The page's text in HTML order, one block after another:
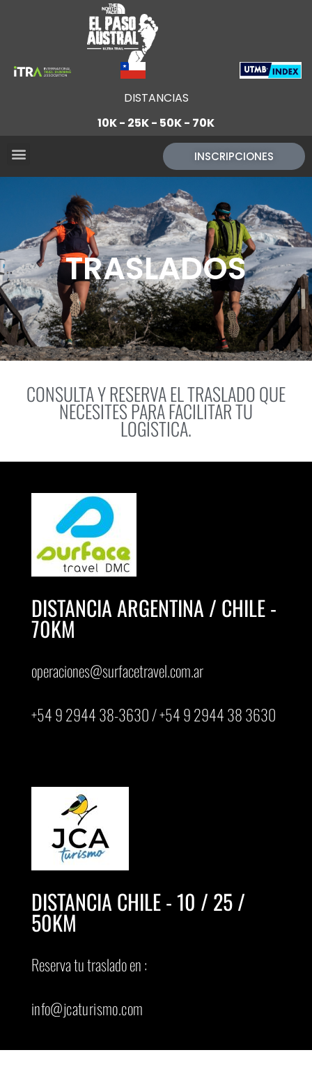
DISTANCIAS
10K - 25K - 50K - 70K
INSCRIPCIONES
TRASLADOS
CONSULTA Y RESERVA EL TRASLADO QUE
NECESITES PARA FACILITAR TU
LOGÍSTICA.
DISTANCIA ARGENTINA / CHILE -
70KM
operaciones@surfacetravel.com.ar
+54 9 2944 38-3630 / +54 9 2944 38 3630
DISTANCIA CHILE - 10 / 25 /
50KM
Reserva tu traslado en :
info@jcaturismo.com